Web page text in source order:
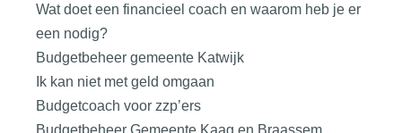
Wat doet een financieel coach en waarom heb je er
een nodig?
Budgetbeheer gemeente Katwijk
Ik kan niet met geld omgaan
Budgetcoach voor zzp’ers
Budgetbeheer Gemeente Kaag en Braassem